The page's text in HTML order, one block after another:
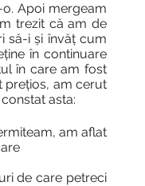
Apoi mergeam
trezit că am de
să-i și învăț cum
în continuare
în care am fost
prețios, am cerut
asta:
am aflat
de care petreci